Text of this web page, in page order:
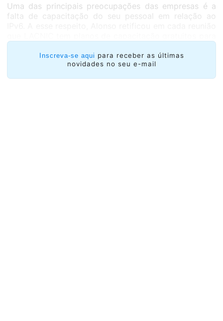
Uma das principais preocupações das empresas é a
falta de capacitação do seu pessoal em relação ao
seus membros através do Campus, com cursos sobre
IPv6 básico e IPv6 avançado.
Inscreva-se aqui para receber as últimas
novidades no seu e-mail